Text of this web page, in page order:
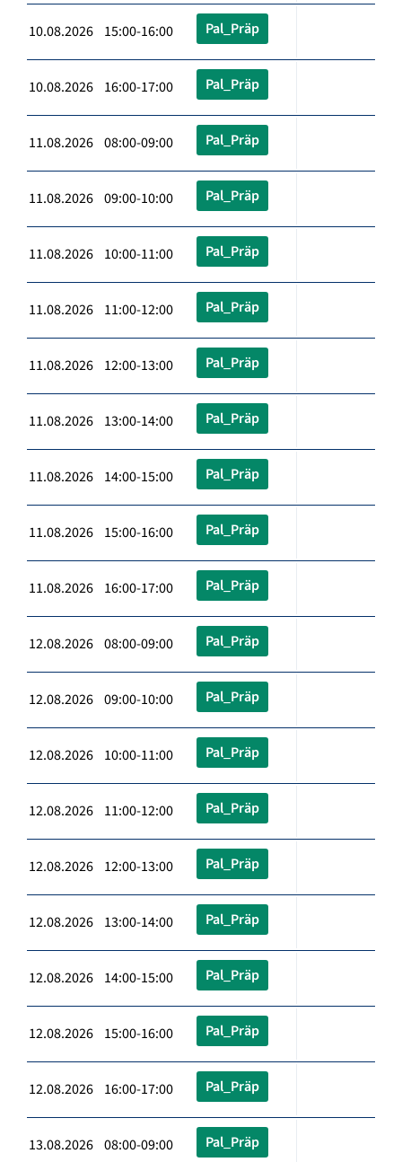
10.08.2026 15:00-16:00 Pal_Präp
10.08.2026 16:00-17:00 Pal_Präp
11.08.2026 08:00-09:00 Pal_Präp
11.08.2026 09:00-10:00 Pal_Präp
11.08.2026 10:00-11:00 Pal_Präp
11.08.2026 11:00-12:00 Pal_Präp
11.08.2026 12:00-13:00 Pal_Präp
11.08.2026 13:00-14:00 Pal_Präp
11.08.2026 14:00-15:00 Pal_Präp
11.08.2026 15:00-16:00 Pal_Präp
11.08.2026 16:00-17:00 Pal_Präp
12.08.2026 08:00-09:00 Pal_Präp
12.08.2026 09:00-10:00 Pal_Präp
12.08.2026 10:00-11:00 Pal_Präp
12.08.2026 11:00-12:00 Pal_Präp
12.08.2026 12:00-13:00 Pal_Präp
12.08.2026 13:00-14:00 Pal_Präp
12.08.2026 14:00-15:00 Pal_Präp
12.08.2026 15:00-16:00 Pal_Präp
12.08.2026 16:00-17:00 Pal_Präp
13.08.2026 08:00-09:00 Pal_Präp